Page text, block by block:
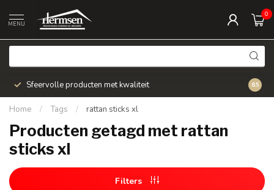
MENU
0
Sfeervolle producten met kwaliteit Snel
8.5
Home / Tags / rattan sticks xl
Producten getagd met rattan
sticks xl
Filters